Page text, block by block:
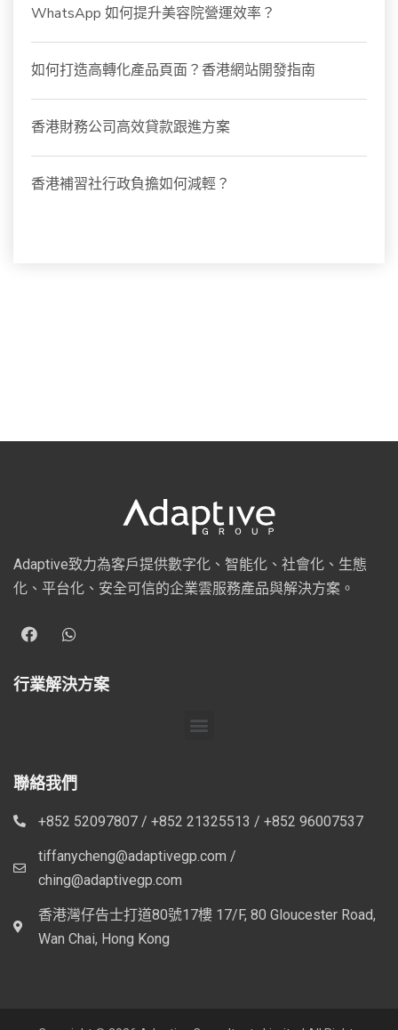
WhatsApp 如何提升美容院營運效率？
如何打造高轉化產品頁面？香港網站開發指南
香港財務公司高效貸款跟進方案
香港補習社行政負擔如何減輕？
Adaptive致力為客戶提供數字化、智能化、社會化、生態
化、平台化、安全可信的企業雲服務產品與解決方案。
行業解決方案
聯絡我們
+852 52097807 / +852 21325513 / +852 96007537
tiffanycheng@adaptivegp.com /
ching@adaptivegp.com
香港灣仔告士打道80號17樓 17/F, 80 Gloucester Road,
Wan Chai, Hong Kong